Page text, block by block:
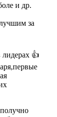
и др.
за
👍